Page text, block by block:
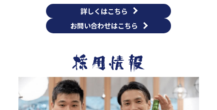
詳しくはこちら
お問い合わせはこちら